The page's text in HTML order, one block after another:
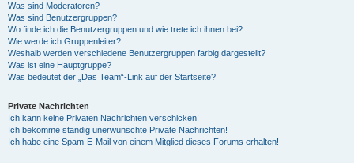
Was sind Moderatoren?
Was sind Benutzergruppen?
Wo finde ich die Benutzergruppen und wie trete ich ihnen bei?
Wie werde ich Gruppenleiter?
Weshalb werden verschiedene Benutzergruppen farbig dargestellt?
Was ist eine Hauptgruppe?
Was bedeutet der „Das Team“-Link auf der Startseite?
Private Nachrichten
Ich kann keine Privaten Nachrichten verschicken!
Ich bekomme ständig unerwünschte Private Nachrichten!
Ich habe eine Spam-E-Mail von einem Mitglied dieses Forums erhalten!